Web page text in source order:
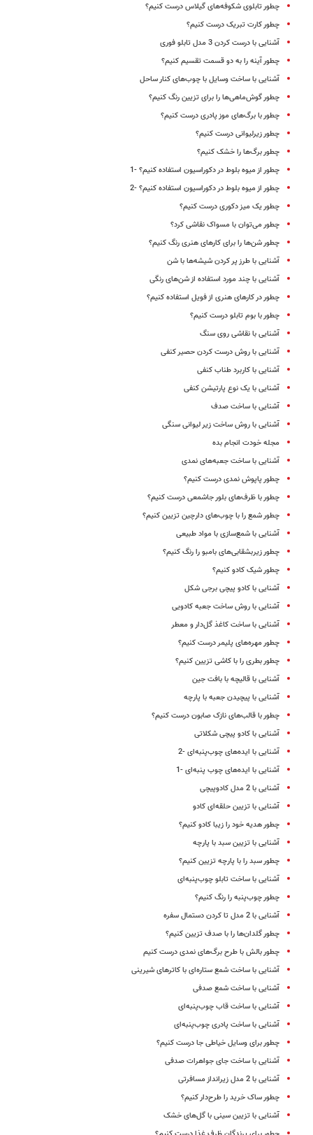
چطور تابلوی شکوفه‌های گیلاس درست کنیم؟
چطور کارت تبریک درست کنیم؟
آشنایی با درست کردن 3 مدل تابلو فوری
چطور آینه را به دو قسمت تقسیم کنیم؟
‌آشنایی با ساخت وسایل با چوب‌های کنار ساحل
چطور گوش‌ماهی‌ها را برای تزیین رنگ کنیم؟
چطور با برگ‌های موز پادری درست کنیم؟
چطور زیرلیوانی درست کنیم؟
چطور برگ‌ها را خشک کنیم؟
چطور از میوه بلوط در دکوراسیون استفاده کنیم؟ -1
چطور از میوه بلوط در دکوراسیون استفاده کنیم؟ -2
چطور یک میز دکوری درست کنیم؟
چطور می‌توان با مسواک نقاشی کرد؟
چطور شن‌ها را برای کارهای هنری رنگ کنیم؟
آشنایی با طرز پر کردن شیشه‌ها با شن
آشنایی با چند مورد استفاده از شن‌های رنگی
چطور در کارهای هنری از فویل استفاده کنیم؟
چطور با بوم تابلو درست کنیم؟
آشنایی با نقاشی روی سنگ
آشنایی با روش درست کردن حصیر کنفی
آشنایی با کاربرد طناب کنفی
آشنایی با یک نوع پارتیشن کنفی
آشنایی با ساخت صدف
آشنایی با روش ساخت زیر لیوانی سنگی
مجله خودت انجام بده
آشنایی با ساخت جعبه‌های نمدی
چطور پاپوش نمدی درست کنیم؟
چطور با ظرف‌های بلور جاشمعی درست کنیم؟
چطور شمع را با چوب‌های دارچین تزیین کنیم؟
آشنایی با شمع‌سازی با مواد طبیعی
چطور زیربشقابی‌های بامبو را رنگ کنیم؟
چطور شیک کادو کنیم؟
آشنایی با کادو پیچی برجی شکل
آشنایی با روش ساخت جعبه کادویی
آشنایی با ساخت کاغذ گل‌دار و معطر
چطور مهره‌های پلیمر درست کنیم؟
چطور بطری را با کاشی تزیین کنیم؟
آشنایی با قالیچه با بافت جین
آشنایی با پیچیدن جعبه با پارچه
چطور با قالب‌های نازک صابون درست کنیم؟
آشنایی با کادو پیچی شکلاتی
آشنایی با ایده‌های چوب‌پنبه‌ای -2
آشنایی با ایده‌های چوب پنبه‌ای -1
آشنایی با 2 مدل کادوپیچی‌
آشنایی با تزیین حلقه‌ای کادو
چطور هدیه خود را زیبا کادو کنیم؟
آشنایی با تزیین سبد با پارچه
چطور سبد را با پارچه تزیین کنیم؟
آشنایی با ساخت تابلو چوب‌پنبه‌ای
چطور چوب‌پنبه را رنگ کنیم؟
آشنایی با 2 مدل تا کردن دستمال سفره
چطور گلدان‌ها را با صدف تزیین کنیم؟
چطور بالش با طرح برگ‌های نمدی درست کنیم
آشنایی با ساخت شمع ستاره‌ای با کاترهای شیرینی
آشنایی با ساخت شمع صدفی
آشنایی با ساخت قاب چوب‌پنبه‌ای
آشنایی با ساخت پادری چوب‌پنبه‌ای
چطور برای وسایل خیاطی جا درست کنیم؟
آشنایی با ساخت جای جواهرات صدفی
آشنایی با 2 مدل زیرانداز مسافرتی
چطور ساک خرید را طرح‌دار کنیم؟
آشنایی با تزیین سینی با گل‌های خشک